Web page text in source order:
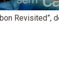
Revisited”,